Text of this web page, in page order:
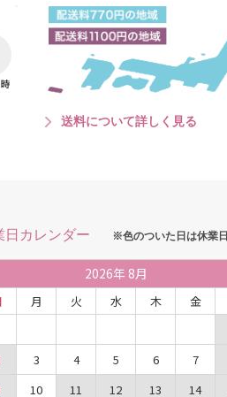
送料について詳しく見る
日カレンダー ※色のついた日は休業日
2026年 8月
月 火 水 木 金
3 4 5 6 7
10 11 12 13 14